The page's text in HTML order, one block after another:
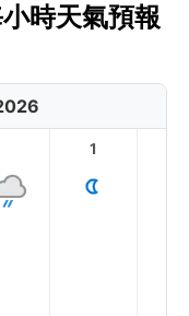
時天氣預報
1